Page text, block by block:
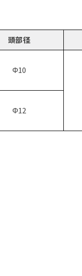
頭部径
Φ10
Φ12